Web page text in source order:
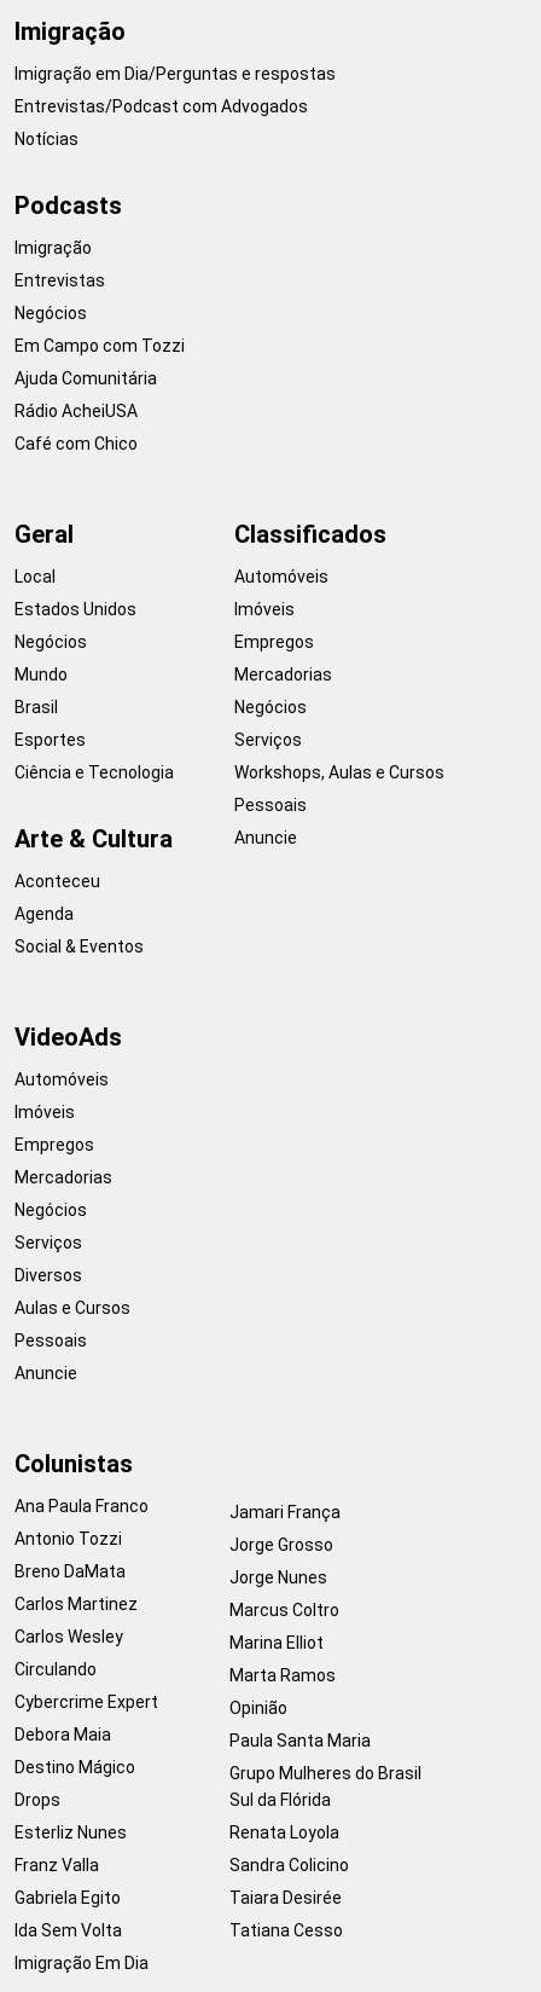
Imigração
Imigração em Dia/Perguntas e respostas
Entrevistas/Podcast com Advogados
Notícias
Podcasts
Imigração
Entrevistas
Negócios
Em Campo com Tozzi
Ajuda Comunitária
Rádio AcheiUSA
Café com Chico
Geral
Local
Estados Unidos
Negócios
Mundo
Brasil
Esportes
Ciência e Tecnologia
Arte & Cultura
Aconteceu
Agenda
Social & Eventos
Classificados
Automóveis
Imóveis
Empregos
Mercadorias
Negócios
Serviços
Workshops, Aulas e Cursos
Pessoais
Anuncie
VideoAds
Automóveis
Imóveis
Empregos
Mercadorias
Negócios
Serviços
Diversos
Aulas e Cursos
Pessoais
Anuncie
Colunistas
Ana Paula Franco
Antonio Tozzi
Breno DaMata
Carlos Martinez
Carlos Wesley
Circulando
Cybercrime Expert
Debora Maia
Destino Mágico
Drops
Esterliz Nunes
Franz Valla
Gabriela Egito
Ida Sem Volta
Imigração Em Dia
Jamari França
Jorge Grosso
Jorge Nunes
Marcus Coltro
Marina Elliot
Marta Ramos
Opinião
Paula Santa Maria
Grupo Mulheres do Brasil
Sul da Flórida
Renata Loyola
Sandra Colicino
Taiara Desirée
Tatiana Cesso